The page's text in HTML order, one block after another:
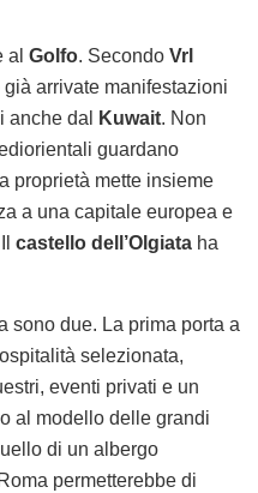
al Golfo. Secondo Vrl
già arrivate manifestazioni
anche dal Kuwait. Non
guardano
proprietà mette insieme
a una capitale europea e
castello dell’Olgiata ha
sono due. La prima porta a
selezionata,
eventi privati e un
al modello delle grandi
di un albergo
permetterebbe di